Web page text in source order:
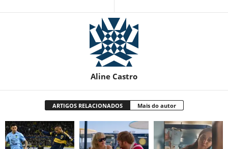
Aline Castro
ARTIGOS RELACIONADOS Mais do autor